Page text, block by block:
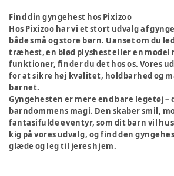
Find din gyngehest hos Pixizoo
Hos Pixizoo har vi et stort udvalg af
både små og store børn. Uanset om du
træhest, en blød plyshest eller en model
funktioner, finder du det hos os. Vores
for at sikre høj kvalitet, holdbarhed og
barnet.
Gyngehesten er mere end bare legetøj –
barndommens magi. Den skaber smil,
fantasifulde eventyr, som dit barn vil
kig på vores udvalg, og find den
glæde og leg til jeres hjem.